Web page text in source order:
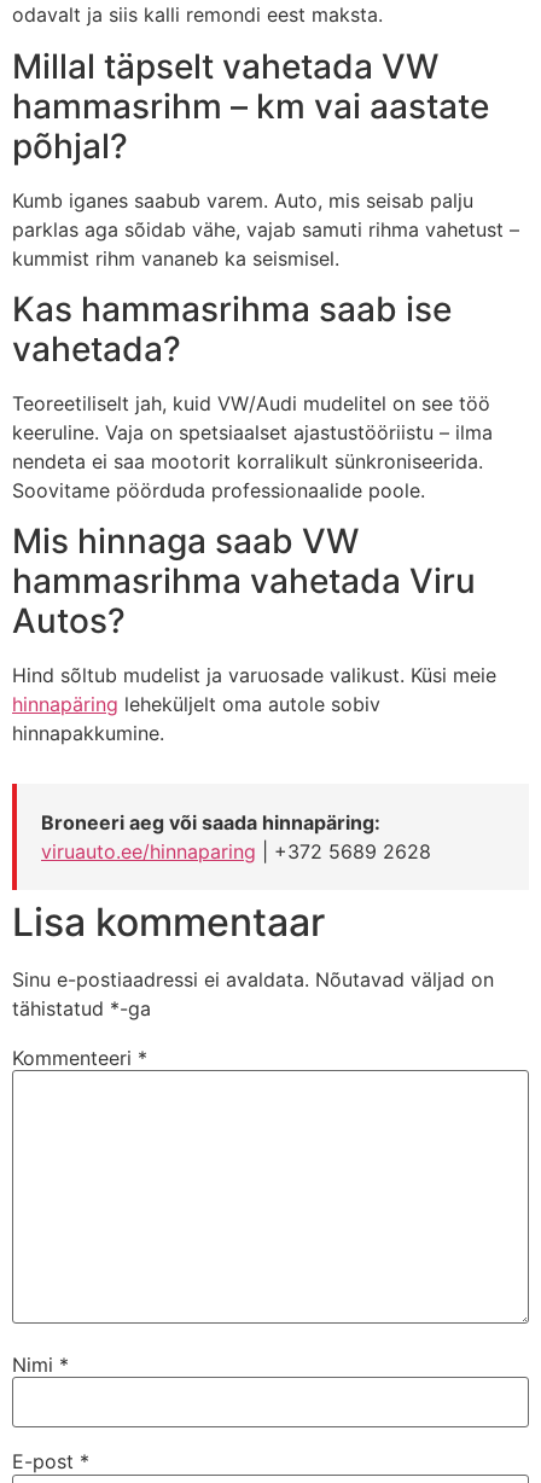
odavalt ja siis kalli remondi eest maksta.
Millal täpselt vahetada VW
hammasrihm – km vai aastate
põhjal?
Kumb iganes saabub varem. Auto, mis seisab palju
parklas aga sõidab vähe, vajab samuti rihma vahetust –
kummist rihm vananeb ka seismisel.
Kas hammasrihma saab ise
vahetada?
Teoreetiliselt jah, kuid VW/Audi mudelitel on see töö
keeruline. Vaja on spetsiaalset ajastustööriistu – ilma
nendeta ei saa mootorit korralikult sünkroniseerida.
Soovitame pöörduda professionaalide poole.
Mis hinnaga saab VW
hammasrihma vahetada Viru
Autos?
Hind sõltub mudelist ja varuosade valikust. Küsi meie
hinnapäring leheküljelt oma autole sobiv
hinnapakkumine.
Broneeri aeg või saada hinnapäring:
viruauto.ee/hinnaparing | +372 5689 2628
Lisa kommentaar
Sinu e-postiaadressi ei avaldata. Nõutavad väljad on
tähistatud *-ga
Kommenteeri *
Nimi *
E-post *